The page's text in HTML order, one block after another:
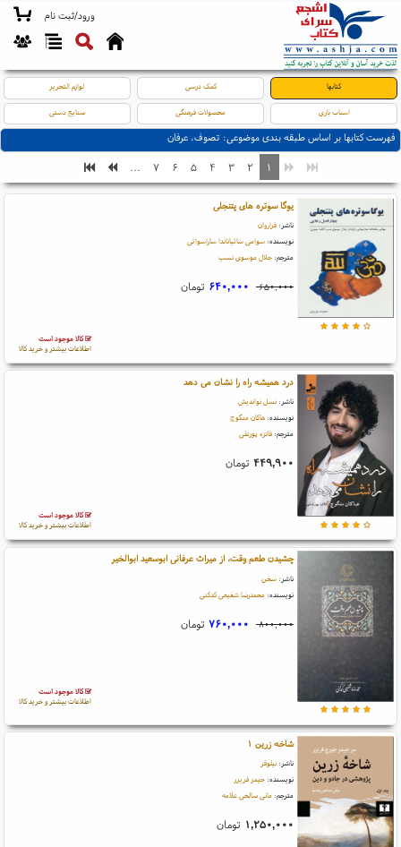
ورود/ثبت نام
کتابها کمک درسی لوازم التحریر
اسباب بازی محصولات فرهنگی صنایع دستی
فهرست کتابها بر اساس طبقه بندی موضوعی: تصوف، عرفان
۱ ۲ ۳ ۴ ۵ ۶ ۷ ...
یوگا سوتره های پتنجلی
ناشر: فراروان
نویسنده: سوامی ساتیاناندا ساراسواتی
مترجم: جلال موسوی نسب
۶۵۰,۰۰۰ ۶۴۰,۰۰۰ تومان
کالا موجود است
اطلاعات بیشتر و خرید کالا
درد همیشه راه را نشان می دهد
ناشر: نسل نواندیش
نویسنده: هاکان منگوچ
مترجم: فائزه پورعلی
۴۴۹,۹۰۰ تومان
کالا موجود است
اطلاعات بیشتر و خرید کالا
چشیدن طعم وقت، از میراث عرفانی ابوسعید ابوالخیر
ناشر: سخن
نویسنده: محمدرضا شفیعی کدکنی
۸۰۰,۰۰۰ ۷۶۰,۰۰۰ تومان
کالا موجود است
اطلاعات بیشتر و خرید کالا
شاخه زرین ۱
ناشر: نیلوفر
نویسنده: جیمز فریزر
مترجم: مانی صالحی علامه
۱,۲۵۰,۰۰۰ تومان